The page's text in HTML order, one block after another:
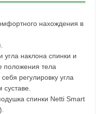
нахождения в
угла наклона спинки и
положения тела
регулировку угла
спинки Netti Smart